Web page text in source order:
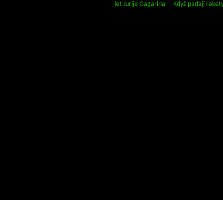
let Jurije Gagarina
Když padají